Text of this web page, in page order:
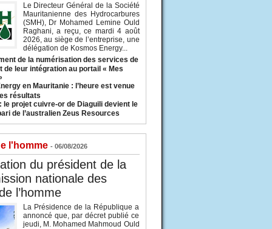
Le Directeur Général de la Société
Mauritanienne des Hydrocarbures
(SMH), Dr Mohamed Lemine Ould
Raghani, a reçu, ce mardi 4 août
2026, au siège de l’entreprise, une
délégation de Kosmos Energy...
de la numérisation des services de
de leur intégration au portail « Mes
en Mauritanie : l’heure est venue
résultats
le projet cuivre-or de Diaguili devient le
de l’australien Zeus Resources
l'homme - 06/08/2026
du président de la
nationale des
l’homme
La Présidence de la République a
annoncé que, par décret publié ce
jeudi, M. Mohamed Mahmoud Ould